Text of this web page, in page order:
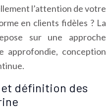
l’attention de votre
en clients fidèles ? La
sur une approche
approfondie, conception
définition des